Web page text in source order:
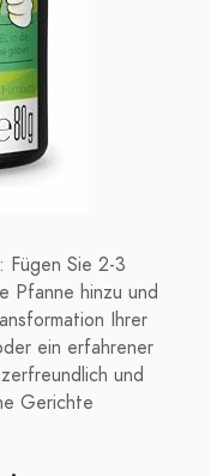
Fügen Sie 2-3
Pfanne hinzu und
Ihrer
ein erfahrener
und
Gerichte